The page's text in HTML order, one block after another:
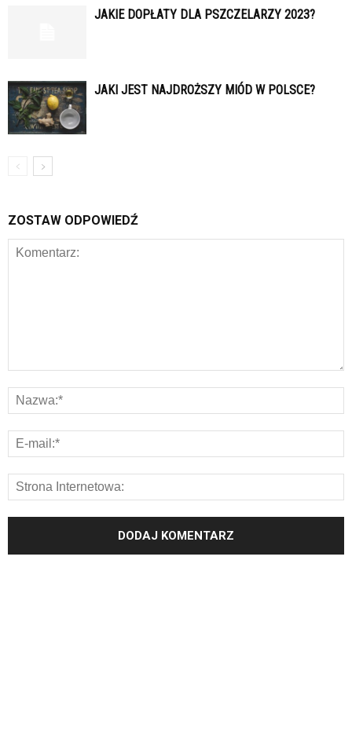
JAKIE DOPŁATY DLA PSZCZELARZY 2023?
JAKI JEST NAJDROŻSZY MIÓD W POLSCE?
ZOSTAW ODPOWIEDŹ